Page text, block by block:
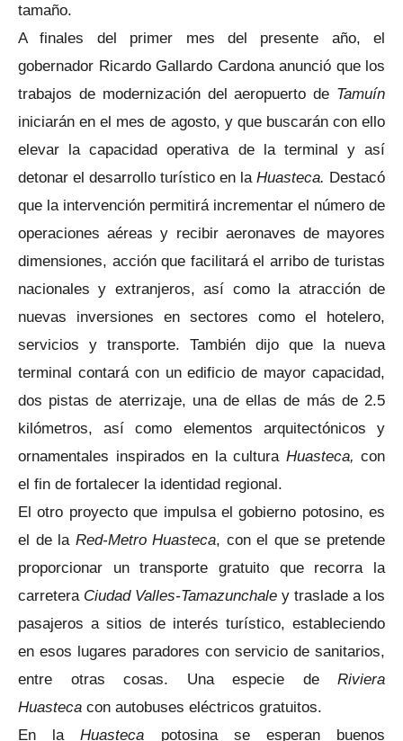
tamaño.
A finales del primer mes del presente año, el
gobernador Ricardo Gallardo Cardona anunció que los
trabajos de modernización del aeropuerto de Tamuín
iniciarán en el mes de agosto, y que buscarán con ello
elevar la capacidad operativa de la terminal y así
detonar el desarrollo turístico en la Huasteca. Destacó
que la intervención permitirá incrementar el número de
operaciones aéreas y recibir aeronaves de mayores
dimensiones, acción que facilitará el arribo de turistas
nacionales y extranjeros, así como la atracción de
nuevas inversiones en sectores como el hotelero,
servicios y transporte. También dijo que la nueva
terminal contará con un edificio de mayor capacidad,
dos pistas de aterrizaje, una de ellas de más de 2.5
kilómetros, así como elementos arquitectónicos y
ornamentales inspirados en la cultura Huasteca, con
el fin de fortalecer la identidad regional.
El otro proyecto que impulsa el gobierno potosino, es
el de la Red-Metro Huasteca, con el que se pretende
proporcionar un transporte gratuito que recorra la
carretera Ciudad Valles-Tamazunchale y traslade a los
pasajeros a sitios de interés turístico, estableciendo
en esos lugares paradores con servicio de sanitarios,
entre otras cosas. Una especie de Riviera
Huasteca con autobuses eléctricos gratuitos.
En laHuasteca potosina se esperan buenos